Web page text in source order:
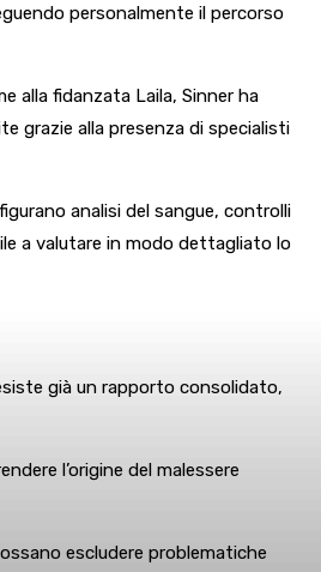
personalmente il percorso
alla fidanzata Laila, Sinner ha
grazie alla presenza di specialisti
analisi del sangue, controlli
a valutare in modo dettagliato lo
già un rapporto consolidato,
l’origine del malessere
escludere problematiche